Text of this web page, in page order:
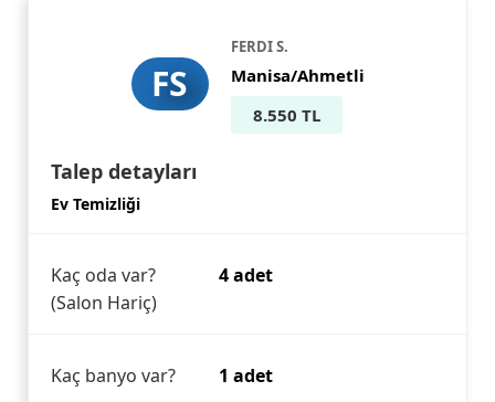
FS
FERDI S.
Manisa/Ahmetli
8.550 TL
Talep detayları
Ev Temizliği
Kaç oda var?
(Salon Hariç)
4 adet
Kaç banyo var? 1 adet